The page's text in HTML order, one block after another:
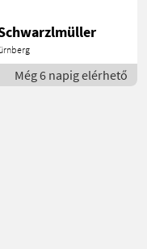
Még 6 napig elérhető